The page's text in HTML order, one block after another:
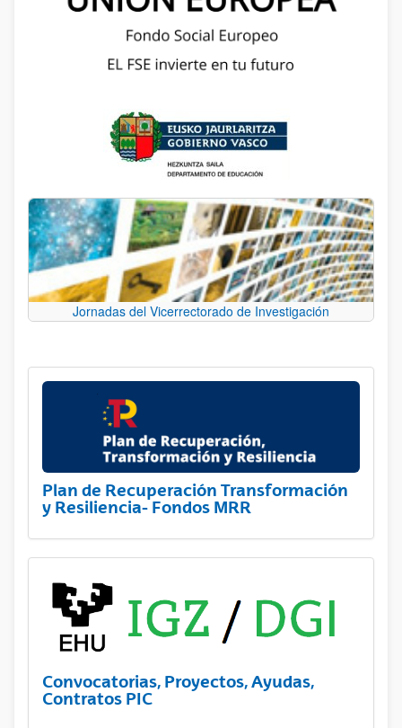
Jornadas del Vicerrectorado de Investigación
Plan de Recuperación Transformación
y Resiliencia- Fondos MRR
Convocatorias, Proyectos, Ayudas,
Contratos PIC